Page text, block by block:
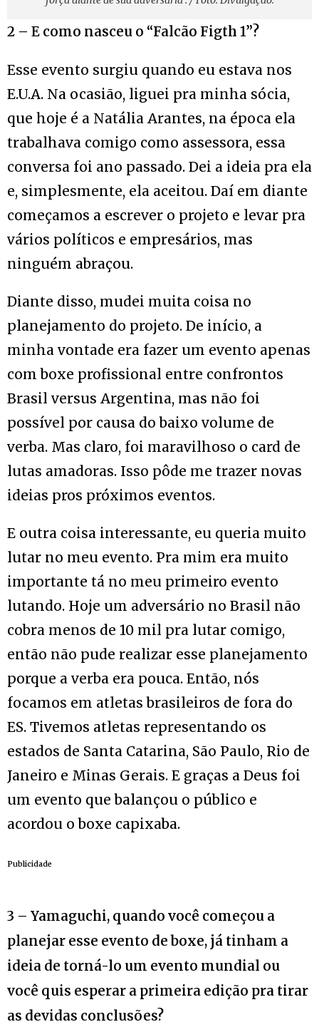
2 – E como nasceu o “Falcão Figth 1”?
Esse evento surgiu quando eu estava nos
E.U.A. Na ocasião, liguei pra minha sócia,
que hoje é a Natália Arantes, na época ela
trabalhava comigo como assessora, essa
conversa foi ano passado. Dei a ideia pra ela
e, simplesmente, ela aceitou. Daí em diante
começamos a escrever o projeto e levar pra
vários políticos e empresários, mas
ninguém abraçou.
Diante disso, mudei muita coisa no
planejamento do projeto. De início, a
minha vontade era fazer um evento apenas
com boxe profissional entre confrontos
Brasil versus Argentina, mas não foi
possível por causa do baixo volume de
verba. Mas claro, foi maravilhoso o card de
lutas amadoras. Isso pôde me trazer novas
ideias pros próximos eventos.
E outra coisa interessante, eu queria muito
lutar no meu evento. Pra mim era muito
importante tá no meu primeiro evento
lutando. Hoje um adversário no Brasil não
cobra menos de 10 mil pra lutar comigo,
então não pude realizar esse planejamento
porque a verba era pouca. Então, nós
focamos em atletas brasileiros de fora do
ES. Tivemos atletas representando os
estados de Santa Catarina, São Paulo, Rio de
Janeiro e Minas Gerais. E graças a Deus foi
um evento que balançou o público e
acordou o boxe capixaba.
Publicidade
3 – Yamaguchi, quando você começou a
planejar esse evento de boxe, já tinham a
ideia de torná-lo um evento mundial ou
você quis esperar a primeira edição pra tirar
as devidas conclusões?